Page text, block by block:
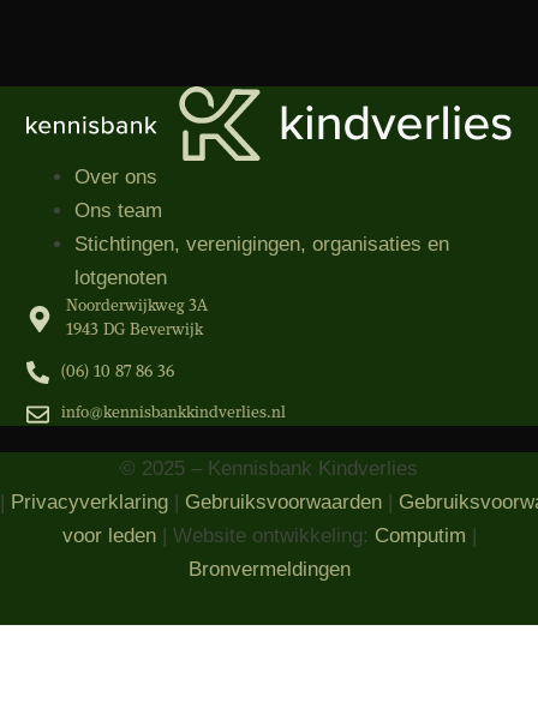
Over ons
Ons team
Stichtingen, verenigingen, organisaties​ en
lotgenoten
Noorderwijkweg 3A
1943 DG Beverwijk
(06) 10 87 86 36‬
info@kennisbankkindverlies.nl
© 2025 – Kennisbank Kindverlies
Privacyverklaring Gebruiksvoorwaarden
voor leden| Website ontwikkeling: Computim
Bronvermeldingen